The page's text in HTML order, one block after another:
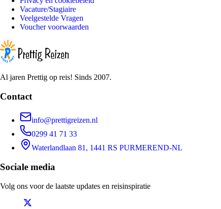
Vacature/Stagiaire
Veelgestelde Vragen
Voucher voorwaarden
Al jaren Prettig op reis! Sinds 2007.
Contact
info@prettigreizen.nl
0299 41 71 33
Waterlandlaan 81, 1441 RS PURMEREND-NL
Sociale media
Volg ons voor de laatste updates en reisinspiratie